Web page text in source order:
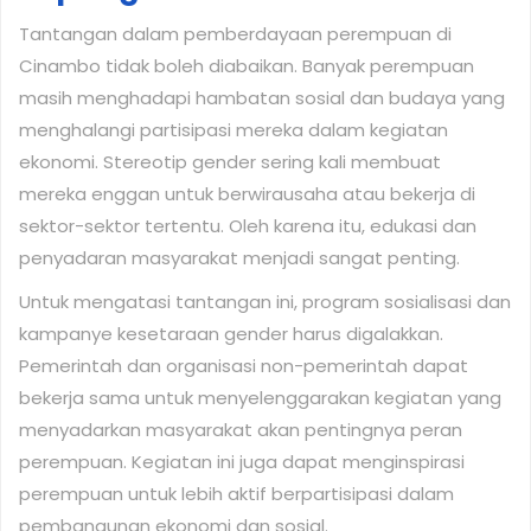
Tantangan dalam pemberdayaan perempuan di
Cinambo tidak boleh diabaikan. Banyak perempuan
masih menghadapi hambatan sosial dan budaya yang
menghalangi partisipasi mereka dalam kegiatan
ekonomi. Stereotip gender sering kali membuat
mereka enggan untuk berwirausaha atau bekerja di
sektor-sektor tertentu. Oleh karena itu, edukasi dan
penyadaran masyarakat menjadi sangat penting.
Untuk mengatasi tantangan ini, program sosialisasi dan
kampanye kesetaraan gender harus digalakkan.
Pemerintah dan organisasi non-pemerintah dapat
bekerja sama untuk menyelenggarakan kegiatan yang
menyadarkan masyarakat akan pentingnya peran
perempuan. Kegiatan ini juga dapat menginspirasi
perempuan untuk lebih aktif berpartisipasi dalam
pembangunan ekonomi dan sosial.